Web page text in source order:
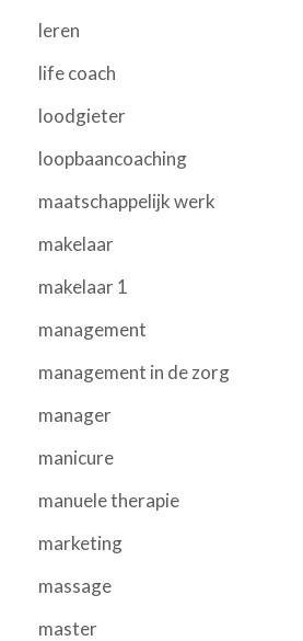
leren
life coach
loodgieter
loopbaancoaching
maatschappelijk werk
makelaar
makelaar 1
management
management in de zorg
manager
manicure
manuele therapie
marketing
massage
master